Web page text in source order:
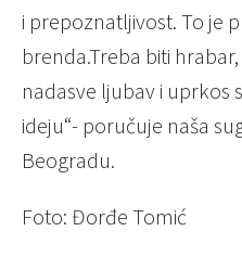
i prepoznatljivost. To je
brenda.Treba biti
nadasve ljubav i uprkos
ideju“- poručuje naša
Beogradu.
Foto: Đorđe Tomić